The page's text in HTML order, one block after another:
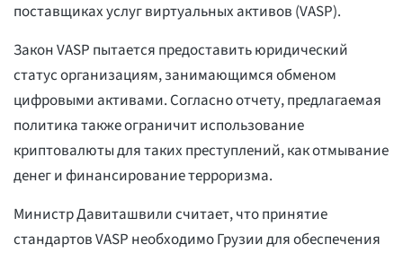
поставщиках услуг виртуальных активов (VASP).
Закон VASP пытается предоставить юридический
статус организациям, занимающимся обменом
цифровыми активами. Согласно отчету, предлагаемая
политика также ограничит использование
криптовалюты для таких преступлений, как отмывание
денег и финансирование терроризма.
Министр Давиташвили считает, что принятие
стандартов VASP необходимо Грузии для обеспечения